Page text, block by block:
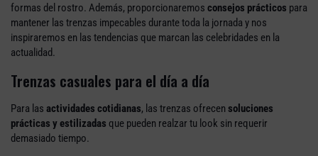
formas del rostro. Además, proporcionaremos consejos prácticos para
mantener las trenzas impecables durante toda la jornada y nos
inspiraremos en las tendencias que marcan las celebridades en la
actualidad.
Trenzas casuales para el día a día
Para las actividades cotidianas, las trenzas ofrecen soluciones
prácticas y estilizadas que pueden realzar tu look sin requerir
demasiado tiempo.